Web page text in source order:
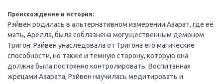
Происхождение и история:
Рэйвен родилась в альтернативном измерении Азарат, где её
мать, Арелла, была соблазнена могущественным демоном
Тригон. Рэйвен унаследовала от Тригона его магические
способности, но также и тёмную сторону, которую она
должна была постоянно контролировать. Воспитанная
жрецами Азарата, Рэйвен научилась медитировать и